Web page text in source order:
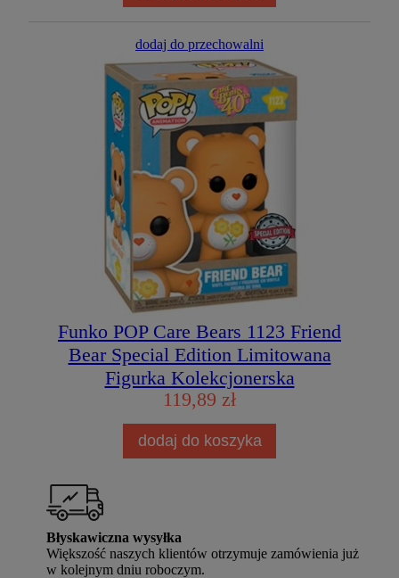
dodaj do przechowalni
Funko POP Care Bears 1123 Friend
Bear Special Edition Limitowana
Figurka Kolekcjonerska
119,89 zł
dodaj do koszyka
Błyskawiczna wysyłka
Większość naszych klientów otrzymuje zamówienia już
w kolejnym dniu roboczym.